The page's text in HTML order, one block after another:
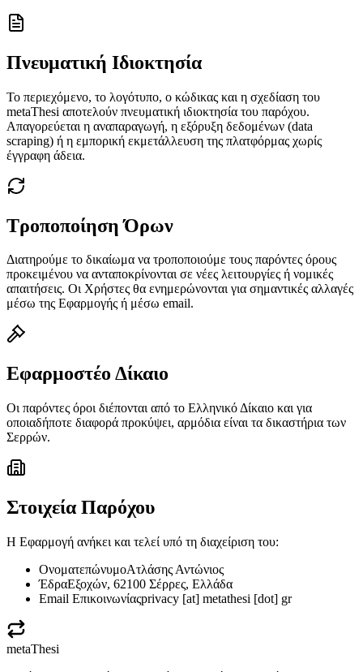
Πνευματική Ιδιοκτησία
Το περιεχόμενο, το λογότυπο, ο κώδικας και η σχεδίαση του
metaThesi αποτελούν πνευματική ιδιοκτησία του παρόχου.
Απαγορεύεται η αναπαραγωγή, η εξόρυξη δεδομένων (data
scraping) ή η εμπορική εκμετάλλευση της πλατφόρμας χωρίς
έγγραφη άδεια.
Τροποποίηση Όρων
Διατηρούμε το δικαίωμα να τροποποιούμε τους παρόντες όρους
προκειμένου να ανταποκρίνονται σε νέες λειτουργίες ή νομικές
απαιτήσεις. Οι Χρήστες θα ενημερώνονται για σημαντικές αλλαγές
μέσω της Εφαρμογής ή μέσω email.
Εφαρμοστέο Δίκαιο
Οι παρόντες όροι διέπονται από το Ελληνικό Δίκαιο και για
οποιαδήποτε διαφορά προκύψει, αρμόδια είναι τα δικαστήρια των
Σερρών.
Στοιχεία Παρόχου
Η Εφαρμογή ανήκει και τελεί υπό τη διαχείριση του:
ΟνοματεπώνυμοΑτλάσης Αντώνιος
ΈδραΕξοχών, 62100 Σέρρες, Ελλάδα
Email Επικοινωνίαςprivacy [at] metathesi [dot] gr
metaThesi